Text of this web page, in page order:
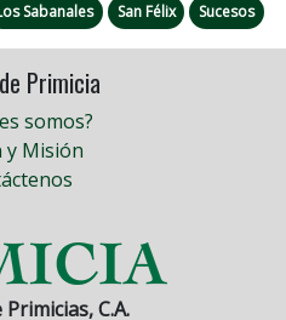
Sabanales San Félix Sucesos
Primicia
somos?
y Misión
C.A.